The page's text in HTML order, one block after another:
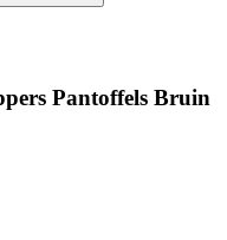
Pantoffels Bruin